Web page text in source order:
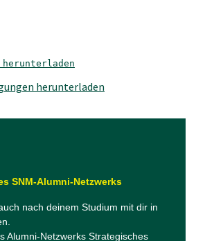
herunterladen
herunterladen